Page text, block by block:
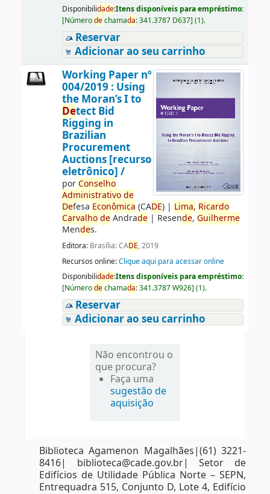
Disponibilidade:Itens disponíveis para empréstimo:
[Númerodechamada:341.3787 D637] (1).
Reservar
Adicionar ao seu carrinho
Working Paper nº
004/2019 : Using
the Moran’s I to
Detect Bid
Rigging in
Brazilian
Procurement
Auctions [recurso
eletrônico] /
porConselho
Administrativo de
Defesa Econômica (CADE)| Lima, Ricardo
Carvalho deAndrade| Resende, Guilherme
Mendes.
Editora: Brasília: CADE, 2019
Recursos online:Clique aqui para acessar online
Disponibilidade:Itens disponíveis para empréstimo:
[Númerodechamada:341.3787 W926] (1).
Reservar
Adicionar ao seu carrinho
Não encontrou o
que procura?
Faça uma
sugestão de
aquisição
Biblioteca Agamenon Magalhães|(61) 3221-
8416| biblioteca@cade.gov.br| Setor de
Edifícios de Utilidade Pública Norte – SEPN,
Entrequadra 515, Conjunto D, Lote 4, Edifício